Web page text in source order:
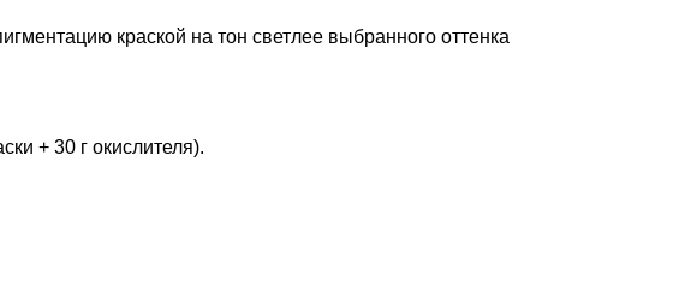
краской на тон светлее выбранного оттенка
+ 30 г окислителя).